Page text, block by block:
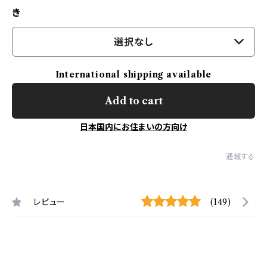
き
選択なし
International shipping available
Add to cart
日本国内にお住まいの方向け
通報する
レビュー (149)